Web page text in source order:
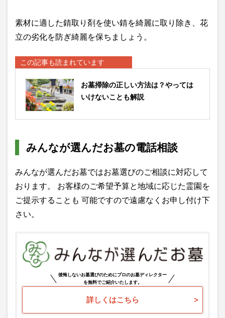
素材に適した錆取り剤を使い錆を綺麗に取り除き、花
立の劣化を防ぎ綺麗を保ちましょう。
この記事も読まれています
お墓掃除の正しい方法は？やっては
いけないことも解説
みんなが選んだお墓の電話相談
みんなが選んだお墓ではお墓選びのご相談に対応して
おります。 お客様のご希望予算と地域に応じた霊園を
ご提示することも 可能ですので遠慮なくお申し付け下
さい。
後悔しないお墓選びのためにプロのお墓ディレクター
を無料でご紹介いたします。
詳しくはこちら